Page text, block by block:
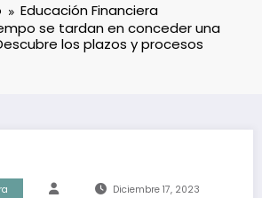
Educación Financiera
se tardan en conceder una
los plazos y procesos
Diciembre 17, 2023